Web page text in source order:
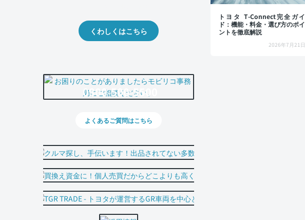
トヨタ T-Connect完全ガイ
ド：機能・料金・選び方のポイ
ントを徹底解説
2026年7月21日
くわしくはこちら
0800-500-5500
よくあるご質問はこちら